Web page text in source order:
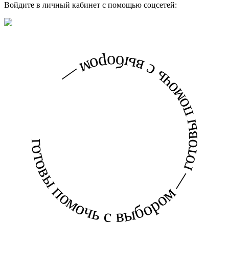
Войдите в личный кабинет с помощью соцсетей:
готовы помочь с выбором — готовы помочь с выбором —